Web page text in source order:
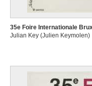
35e Foire Internationale
Julian Key (Julien Keymolen)